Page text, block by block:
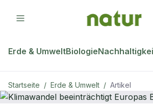
Erde & UmweltBiologie
Startseite / Erde & Umwelt / Artikel